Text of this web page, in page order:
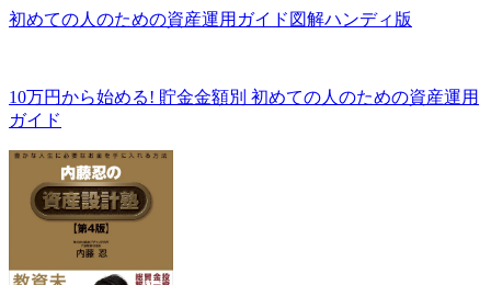
初めての人のための資産運用ガイド図解ハンディ版
10万円から始める! 貯金金額別 初めての人のための資産運用
ガイド